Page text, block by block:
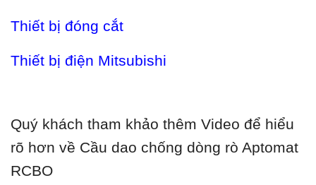
Thiết bị đóng cắt
Thiết bị điện Mitsubishi
Quý khách tham khảo thêm Video để hiểu
rõ hơn về Cầu dao chống dòng rò Aptomat
RCBO